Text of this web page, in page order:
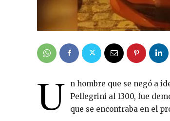
U
n hombre que se negó a
Pellegrini al 1300, fue
que se encontraba en el